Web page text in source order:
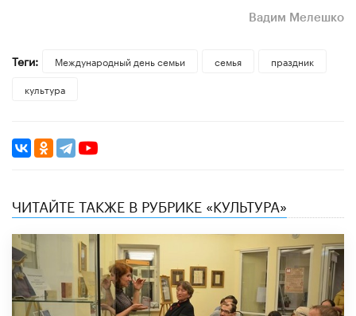
Вадим Мелешко
Теги: Международный день семьи семья
праздник
культура
ЧИТАЙТЕ ТАКЖЕ В РУБРИКЕ «КУЛЬТУРА»